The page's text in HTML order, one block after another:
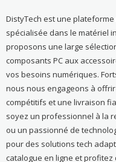
DistyTech est une
spécialisée dans le matériel
proposons une large
composants PC aux
vos besoins numériques.
nous nous engageons à
compétitifs et une livraison
soyez un professionnel à la
ou un passionné de
pour des solutions tech
catalogue en ligne et profitez